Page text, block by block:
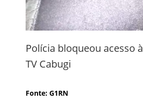
Polícia bloqueou acesso
TV Cabugi
Fonte: G1RN